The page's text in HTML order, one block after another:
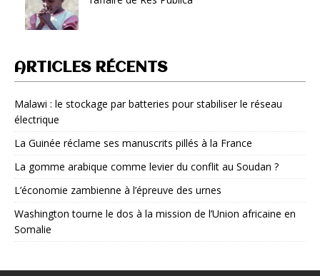
ARTICLES RÉCENTS
Malawi : le stockage par batteries pour stabiliser le réseau
électrique
La Guinée réclame ses manuscrits pillés à la France
La gomme arabique comme levier du conflit au Soudan ?
L’économie zambienne à l’épreuve des urnes
Washington tourne le dos à la mission de l’Union africaine en
Somalie